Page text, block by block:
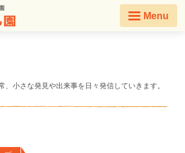
Menu
、小さな発見や出来事を日々発信していきます。